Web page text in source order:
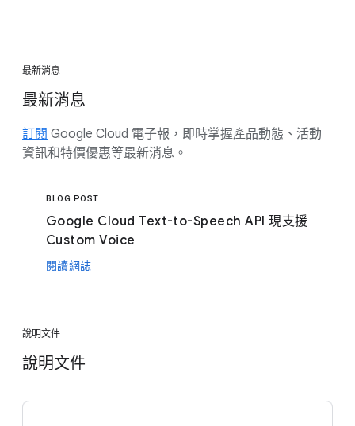
最新消息
最新消息
訂閱 Google Cloud 電子報，即時掌握產品動態、活動
資訊和特價優惠等最新消息。
BLOG POST
Google Cloud Text-to-Speech API 現支援
Custom Voice
閱讀網誌
說明文件
說明文件